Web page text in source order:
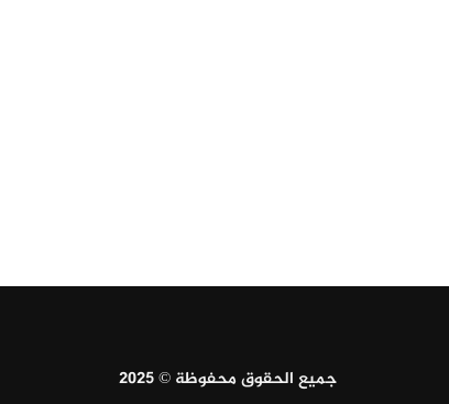
جميع الحقوق محفوظة © 2025